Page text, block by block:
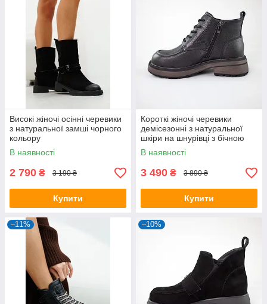
Високі жіночі осінні черевики
з натуральної замші чорного
кольору
В наявності
2 790 ₴ 3 190 ₴
Купити
Короткі жіночі черевики
демісезонні з натуральної
шкіри на шнурівці з бічною
блискавкою
В наявності
3 490 ₴ 3 890 ₴
Купити
–11% –10%